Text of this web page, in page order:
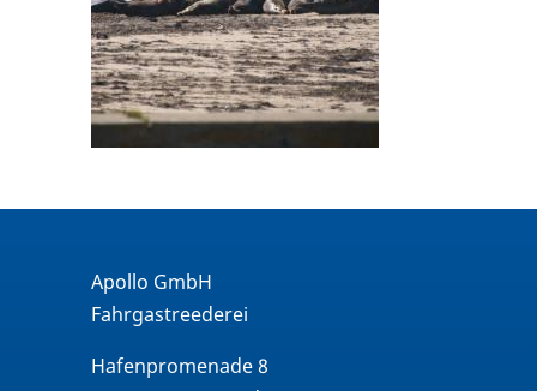
Apollo GmbH
Fahrgastreederei
Hafenpromenade 8